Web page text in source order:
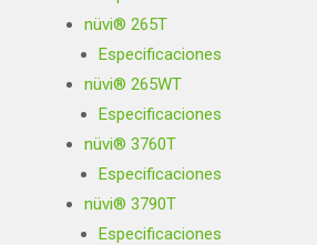
nüvi® 265T
Especificaciones
nüvi® 265WT
Especificaciones
nüvi® 3760T
Especificaciones
nüvi® 3790T
Especificaciones